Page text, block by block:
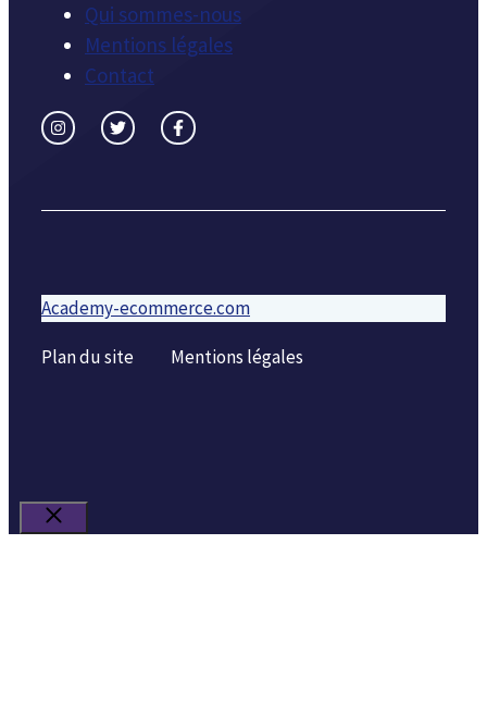
Qui sommes-nous
Mentions légales
Contact
Academy-ecommerce.com
Plan du site Mentions légales
Fermer